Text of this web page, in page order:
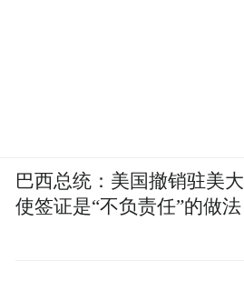
巴西总统：美国撤销驻美大
使签证是“不负责任”的做法